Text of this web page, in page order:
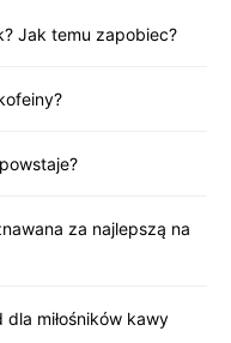
Jak temu zapobiec?
za najlepszą na
miłośników kawy